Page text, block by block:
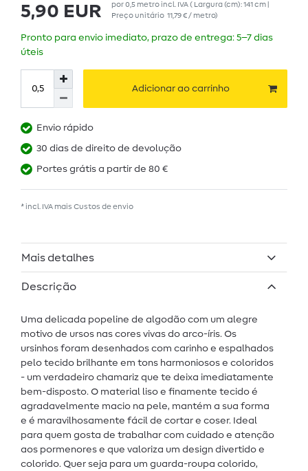
5,90 EUR por0,5 metro incl. IVA( Largura (cm): 141 cm |
Preço unitário 11,79 € / metro)
Pronto para envio imediato, prazo de entrega: 5–7 dias
úteis
Adicionar ao carrinho
Envio rápido
30 dias de direito de devolução
Portes grátis a partir de 80 €
* incl. IVA mais Custos de envio
Mais detalhes
Descrição
Uma delicada popeline de algodão com um alegre
motivo de ursos nas cores vivas do arco-íris. Os
ursinhos foram desenhados com carinho e espalhados
pelo tecido brilhante em tons harmoniosos e coloridos
- um verdadeiro chamariz que te deixa imediatamente
bem-disposto. O material liso e finamente tecido é
agradavelmente macio na pele, mantém a sua forma
e é maravilhosamente fácil de cortar e coser. Ideal
para quem gosta de trabalhar com cuidado e atenção
aos pormenores e que valoriza um design divertido e
colorido. Quer seja para um guarda-roupa colorido,